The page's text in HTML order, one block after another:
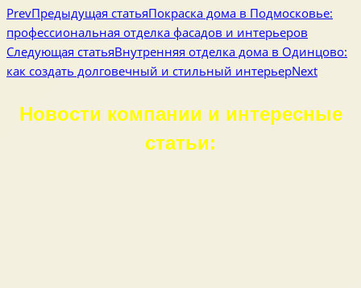
PrevПредыдущая статьяПокраска дома в Подмосковье:
профессиональная отделка фасадов и интерьеров
Следующая статьяВнутренняя отделка дома в Одинцово:
как создать долговечный и стильный интерьерNext
Новости компании и интересные
статьи: